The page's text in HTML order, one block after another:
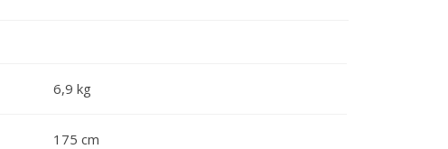
6,9 kg
175 cm